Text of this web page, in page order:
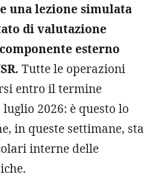
una lezione simulata
di valutazione
esterno
Tutte le operazioni
entro il termine
2026: è questo lo
in queste settimane, sta
interne delle